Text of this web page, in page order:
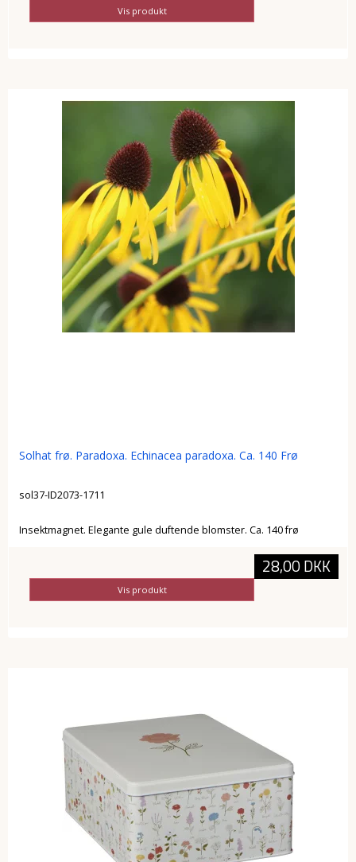
Vis produkt
Solhat frø. Paradoxa. Echinacea paradoxa. Ca. 140 Frø
sol37-ID2073-1711
Insektmagnet. Elegante gule duftende blomster. Ca. 140 frø
28,00 DKK
Vis produkt